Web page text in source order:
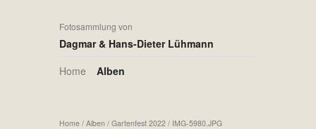
Fotosammlung von
Dagmar & Hans-Dieter Lühmann
Home
Alben
Home / Alben / Gartenfest 2022 / IMG-5980.JPG